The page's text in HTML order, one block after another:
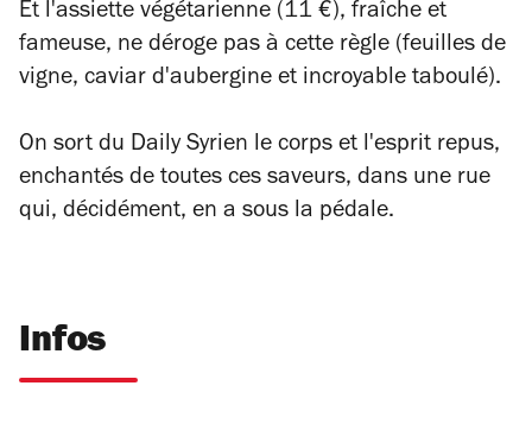
Et l'assiette végétarienne (11 €), fraîche et
fameuse, ne déroge pas à cette règle (feuilles de
vigne, caviar d'aubergine et incroyable taboulé).
On sort du Daily Syrien le corps et l'esprit repus,
enchantés de toutes ces saveurs, dans une rue
qui, décidément, en a sous la pédale.
Infos